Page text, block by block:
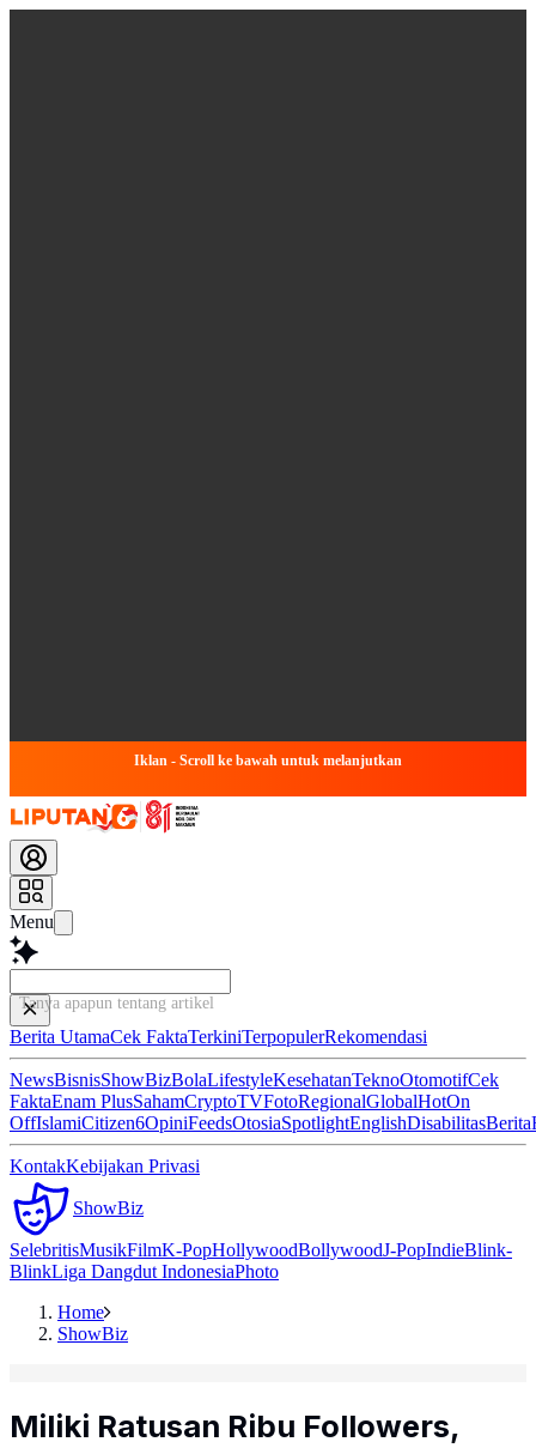
Iklan - Scroll ke bawah untuk melanjutkan
Menu
Tanya apapun tentang artikel ini...
Berita UtamaCek FaktaTerkiniTerpopulerRekomendasi
NewsBisnisShowBizBolaLifestyleKesehatanTeknoOtomotifCek
FaktaEnam PlusSahamCryptoTVFotoRegionalGlobalHotOn
OffIslamiCitizen6OpiniFeedsOtosiaSpotlightEnglishDisabilitasBerita
KontakKebijakan Privasi
ShowBiz
SelebritisMusikFilmK-PopHollywoodBollywoodJ-PopIndieBlink-
BlinkLiga Dangdut IndonesiaPhoto
Home
ShowBiz
Miliki Ratusan Ribu Followers,